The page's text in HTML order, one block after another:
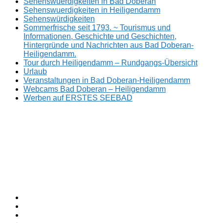
Sehenswuerdigkeiten in Heiligendamm
Sehenswürdigkeiten
Sommerfrische seit 1793. ~ Tourismus und
Informationen, Geschichte und Geschichten,
Hintergründe und Nachrichten aus Bad Doberan-
Heiligendamm.
Tour durch Heiligendamm – Rundgangs-Übersicht
Urlaub
Veranstaltungen in Bad Doberan-Heiligendamm
Webcams Bad Doberan – Heiligendamm
Werben auf ERSTES SEEBAD
ERSTES
SEEBAD
Sommerfrische
seit
1793.